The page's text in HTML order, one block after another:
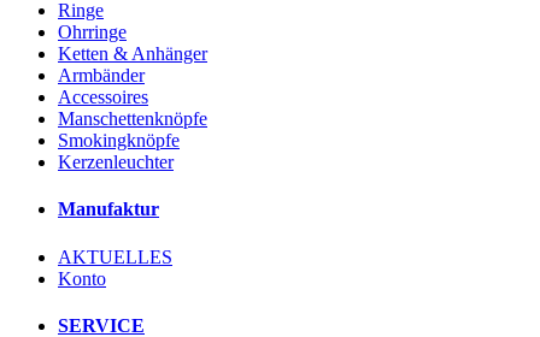
Ringe
Ohrringe
Ketten & Anhänger
Armbänder
Accessoires
Manschettenknöpfe
Smokingknöpfe
Kerzenleuchter
Manufaktur
AKTUELLES
Konto
SERVICE